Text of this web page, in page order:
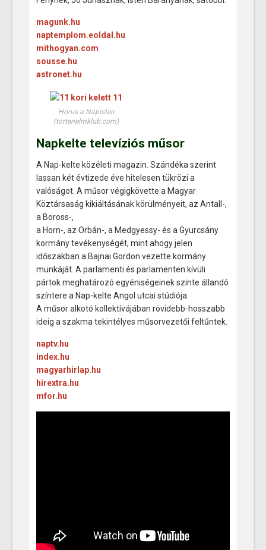
magunk.hu
naptemplom.eoldal.hu
mithogyan.com
sousse.hu
astronet.hu
Horus a Napisten
(tortenelmklub.com)
Napkelte televíziós műsor
A Nap-kelte közéleti magazin. Szándéka szerint
lassan két évtizede éve hitelesen tükrözi a
valóságot. A műsor végigkövette a Magyar
Köztársaság kikiáltásának körülményeit, az Antall-,
a Boross-,
a Horn-, az Orbán-, a Medgyessy- és a Gyurcsány
kormány tevékenységét, mint ahogy jelen
időszakban a Bajnai Gordon vezette kormány
munkáját. A parlamenti és parlamenten kívüli
pártok meghatározó egyéniségeinek szinte állandó
színtere a Nap-kelte Angol utcai stúdiója.
A műsor alkotó kollektívájában rövidebb-hosszabb
ideig a szakma tekintélyes műsorvezetői feltűntek.
naptv.hu
index.hu
magyarhirlap.hu
hirextra.hu
mfor.hu